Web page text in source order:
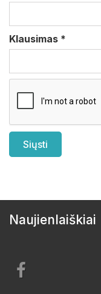
Klausimas *
Naujienlaiškiai